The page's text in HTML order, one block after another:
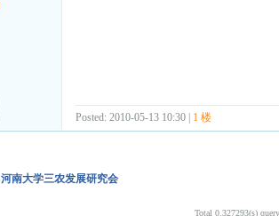
Posted: 2010-05-13 10:30 | 1 楼
河南大学三农发展研究会
Total 0.327293(s)